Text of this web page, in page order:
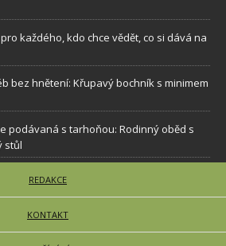
každého, kdo chce vědět, co si dává na
bez hnětení: Křupavý bochník s minimem
podávaná s tarhoňou: Rodinný oběd s
stůl
REDAKCE
KONTAKT